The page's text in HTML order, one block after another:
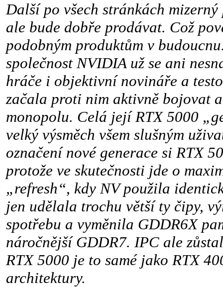
Další po všech stránkách
ale bude dobře prodávat. Což
podobným produktům v
společnost NVIDIA už se ani
hráče i objektivní novináře a
začala proti nim aktivně bojovat
monopolu. Celá její RTX 5000
velký výsměch všem slušným
označení nové generace si RTX
protože ve skutečnosti jde o
„refresh“, kdy NV použila
jen udělala trochu větší ty čipy,
spotřebu a vyměnila GDDR6X
náročnější GDDR7. IPC ale
RTX 5000 je to samé jako RTX
architektury.